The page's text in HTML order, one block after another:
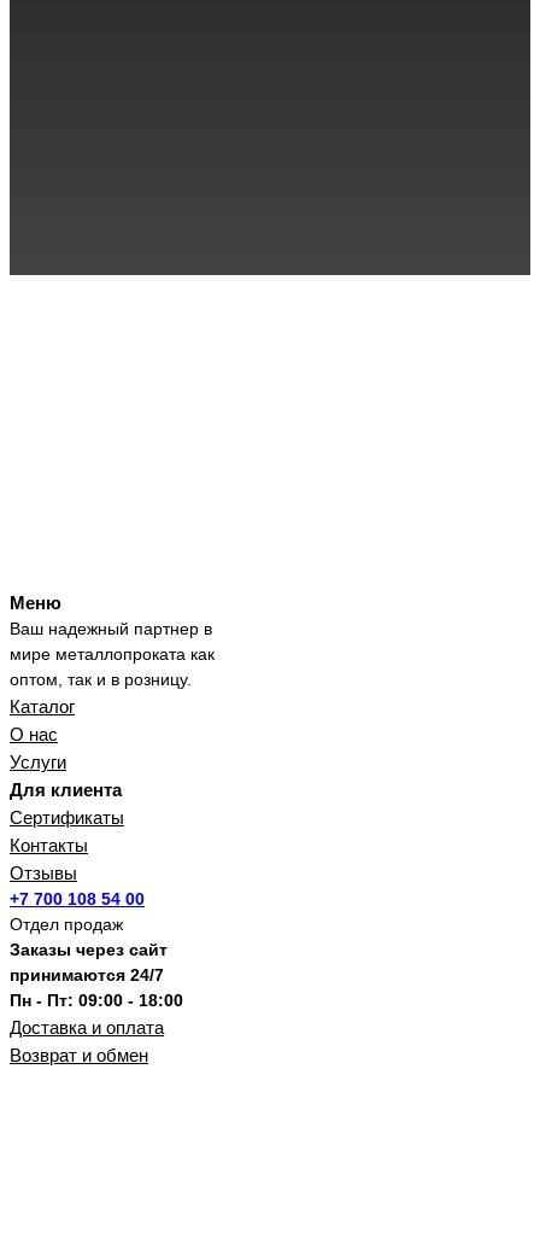
Меню
Ваш надежный партнер в
мире металлопроката как
оптом, так и в розницу.
Каталог
О нас
Услуги
Для клиента
Сертификаты
Контакты
Отзывы
+7 700 108 54 00
Отдел продаж
Заказы через сайт
принимаются 24/7
Пн - Пт: 09:00 - 18:00
Доставка и оплата
Возврат и обмен